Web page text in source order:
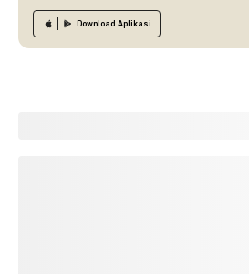
Download Aplikasi